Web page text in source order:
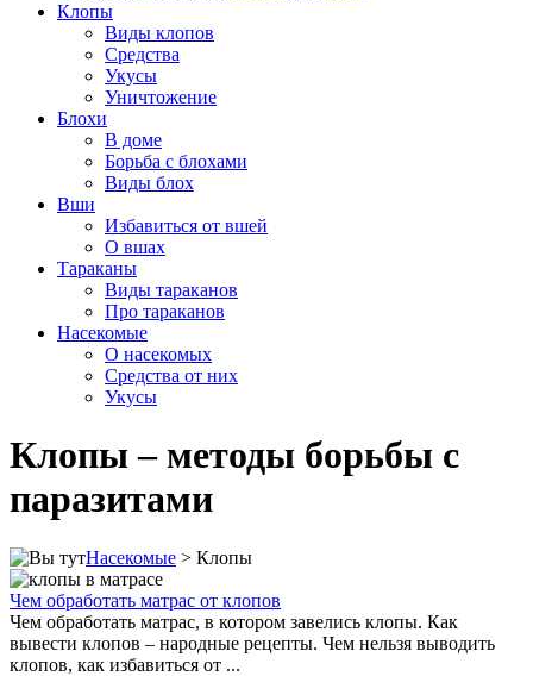
Клопы
Виды клопов
Средства
Укусы
Уничтожение
Блохи
В доме
Борьба с блохами
Виды блох
Вши
Избавиться от вшей
О вшах
Тараканы
Виды тараканов
Про тараканов
Насекомые
О насекомых
Средства от них
Укусы
Клопы – методы борьбы с
паразитами
Насекомые > Клопы
Чем обработать матрас от клопов
Чем обработать матрас, в котором завелись клопы. Как
вывести клопов – народные рецепты. Чем нельзя выводить
клопов, как избавиться от ...